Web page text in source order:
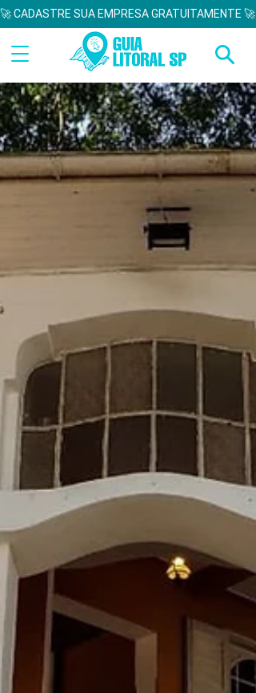
🚀 CADASTRE SUA EMPRESA GRATUITAMENTE 🚀